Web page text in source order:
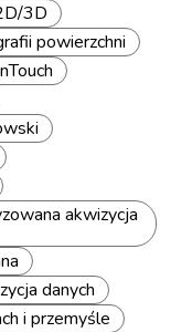
3D
powierzchni
akwizycja
danych
i przemyśle